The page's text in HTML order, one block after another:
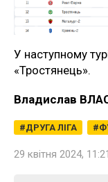
У наступному
«Тростянець».
Владислав
ДРУГА ЛІГА
29 квітня 2024, 11:21